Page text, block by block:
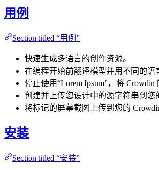
用例
Section titled “用例”
快速生成多语言的创作资源。
在编程开始前翻译模型并用不同的语
停止使用“Lorem Ipsum”，将
创建并上传您设计中的源字符串到您
将标记的屏幕截图上传到您的
安装
Section titled “安装”